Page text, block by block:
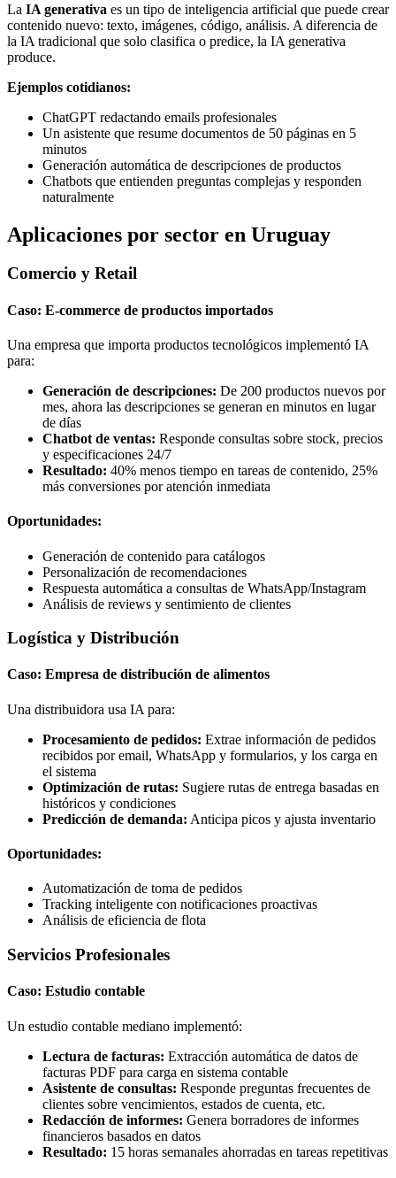
La IA generativa es un tipo de inteligencia artificial que puede crear
contenido nuevo: texto, imágenes, código, análisis. A diferencia de
la IA tradicional que solo clasifica o predice, la IA generativa
produce.
Ejemplos cotidianos:
ChatGPT redactando emails profesionales
Un asistente que resume documentos de 50 páginas en 5
minutos
Generación automática de descripciones de productos
Chatbots que entienden preguntas complejas y responden
naturalmente
Aplicaciones por sector en Uruguay
Comercio y Retail
Caso: E-commerce de productos importados
Una empresa que importa productos tecnológicos implementó IA
para:
Generación de descripciones: De 200 productos nuevos por
mes, ahora las descripciones se generan en minutos en lugar
de días
Chatbot de ventas: Responde consultas sobre stock, precios
y especificaciones 24/7
Resultado: 40% menos tiempo en tareas de contenido, 25%
más conversiones por atención inmediata
Oportunidades:
Generación de contenido para catálogos
Personalización de recomendaciones
Respuesta automática a consultas de WhatsApp/Instagram
Análisis de reviews y sentimiento de clientes
Logística y Distribución
Caso: Empresa de distribución de alimentos
Una distribuidora usa IA para:
Procesamiento de pedidos: Extrae información de pedidos
recibidos por email, WhatsApp y formularios, y los carga en
el sistema
Optimización de rutas: Sugiere rutas de entrega basadas en
históricos y condiciones
Predicción de demanda: Anticipa picos y ajusta inventario
Oportunidades:
Automatización de toma de pedidos
Tracking inteligente con notificaciones proactivas
Análisis de eficiencia de flota
Servicios Profesionales
Caso: Estudio contable
Un estudio contable mediano implementó:
Lectura de facturas: Extracción automática de datos de
facturas PDF para carga en sistema contable
Asistente de consultas: Responde preguntas frecuentes de
clientes sobre vencimientos, estados de cuenta, etc.
Redacción de informes: Genera borradores de informes
financieros basados en datos
Resultado: 15 horas semanales ahorradas en tareas repetitivas